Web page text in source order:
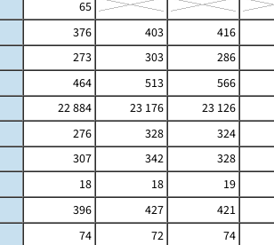
65
376 403
416
273 303
286
464 513
566
22 884 23 176
23 126
276 328
324
307 342
328
18 18
19
396 427
421
74 72
74